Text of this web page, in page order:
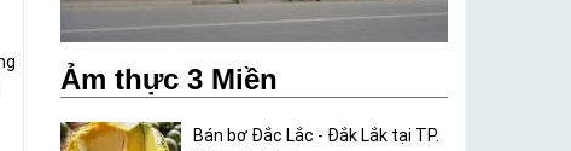
Ảm thực 3 Miền
Bán bơ Đắc Lắc - Đắk Lắk tại TP.